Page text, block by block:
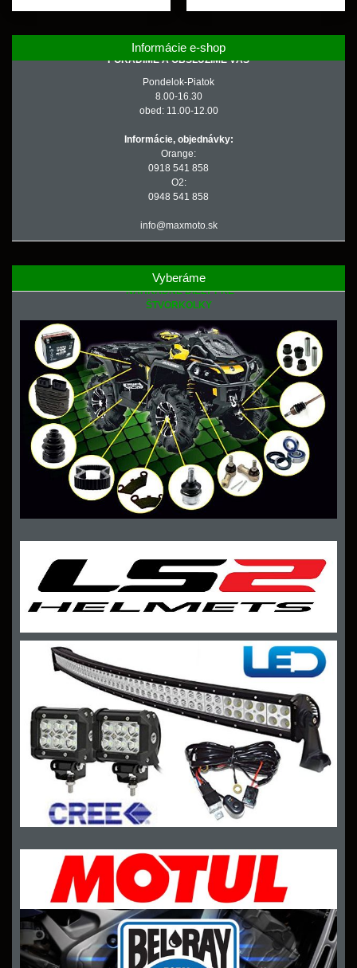
Informácie e-shop
PORADÍME A OBSLÚŽIME VÁS
Pondelok-Piatok
8.00-16.30
obed: 11.00-12.00
Informácie, objednávky:
Orange:
0918 541 858
O2:
0948 541 858
info@maxmoto.sk
Vyberáme
NÁHRADNÉ DIELY PRE
ŠTVORKOLKY